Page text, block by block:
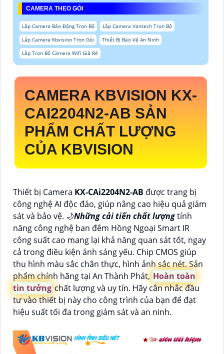
CAMERA THEO GÓI
Lắp Camera Báo Động Trọn Bộ
Lắp Camera Vantech Trọn Bộ
Lắp Camera Kbvision Trọn Gói
Thiết Bị Bảo Vệ An Ninh
Lắp Trọn Bộ Camera Wifi Giá Rẻ
CAMERA KBVISION KX-
CAI2204N2-AB SẢN
PHẨM CHẤT LƯỢNG
CỦA KBVISION
Thiết bị Camera KX-CAi2204N2-AB được trang bị
công nghệ AI độc đáo, giúp nâng cao hiệu quả giám
sát và bảo vệ. 🌙Những cải tiến chất lượngtính
năng công nghệ ban đêm Hồng Ngoại Smart IR
công suất cao mang lại khả năng quan sát tốt, ngay
cả trong điều kiện ánh sáng yếu. Chip CMOS giúp
thu hình màu sắc chân thực, hình ảnh sắc nét. Sản
phẩm chính hãng tại An Thành Phát, Hoàn toàn
tin tưởng chất lượng và uy tín. Hãy cân nhắc đầu
tư vào thiết bị này cho công trình của bạn để đạt
hiệu suất tối đa trong giám sát và an ninh.